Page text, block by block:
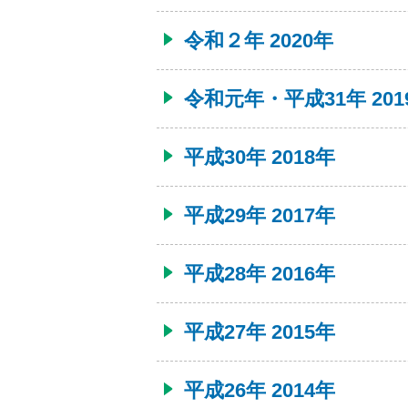
令和２年 2020年
令和元年・平成31年
平成30年 2018年
平成29年 2017年
平成28年 2016年
平成27年 2015年
平成26年 2014年